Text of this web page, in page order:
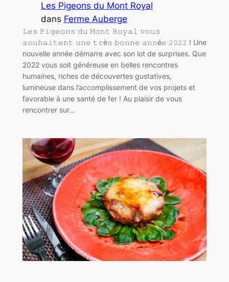
Les Pigeons du Mont Royal
dans Ferme Auberge
𝙻𝚎𝚜 𝙿𝚒𝚐𝚎𝚘𝚗𝚜 𝚍𝚞 𝙼𝚘𝚗𝚝 𝚁𝚘𝚢𝚊𝚕 𝚟𝚘𝚞𝚜
𝚜𝚘𝚞𝚑𝚊𝚒𝚝𝚎𝚗𝚝 𝚞𝚗𝚎 𝚝𝚛è𝚜 𝚋𝚘𝚗𝚗𝚎 𝚊𝚗𝚗é𝚎 𝟸𝟶𝟸𝟸 ! Une
nouvelle année démarre avec son lot de surprises. Que
2022 vous soit généreuse en belles rencontres
humaines, riches de découvertes gustatives,
lumineuse dans l’accomplissement de vos projets et
favorable à une santé de fer ! Au plaisir de vous
rencontrer sur…